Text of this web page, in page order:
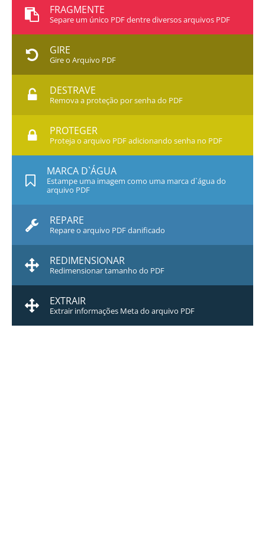
FRAGMENTE
Separe um único PDF dentre diversos arquivos PDF
GIRE
Gire o Arquivo PDF
DESTRAVE
Remova a proteção por senha do PDF
PROTEGER
Proteja o arquivo PDF adicionando senha no PDF
MARCA D`ÁGUA
Estampe uma imagem como uma marca d`água do
arquivo PDF
REPARE
Repare o arquivo PDF danificado
REDIMENSIONAR
Redimensionar tamanho do PDF
EXTRAIR
Extrair informações Meta do arquivo PDF